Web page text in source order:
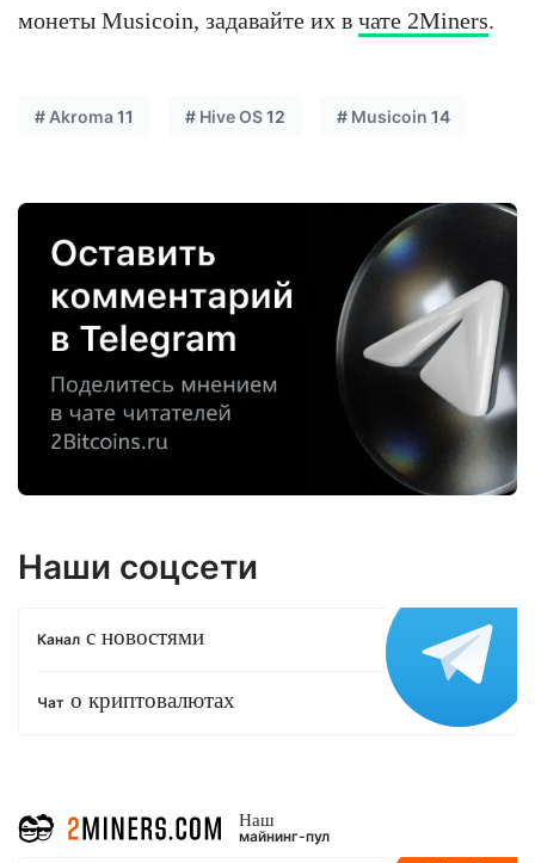
монеты Musicoin, задавайте их в чате 2Miners.
# Akroma 11 # Hive OS12 # Musicoin 14
Наши соцсети
Канал с новостями
Чат о криптовалютах
Наш
майнинг-пул